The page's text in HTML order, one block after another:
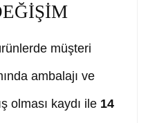
müşteri
ambalajı ve
olması kaydı ile 14